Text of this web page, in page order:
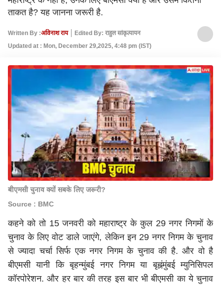
ताकत है? यह जानना जरूरी है.
Written By :अविनाश राय
Edited By: राहुल सांकृत्यायन
Updated at : Mon, December 29,2025, 4:48 pm (IST)
बीएमसी चुनाव क्यों सबके लिए जरूरी?
Source : BMC
कहने को तो 15 जनवरी को महाराष्ट्र के कुल 29 नगर निगमों के
चुनाव के लिए वोट डाले जाएंगे, लेकिन इन 29 नगर निगम के चुनाव
से ज्यादा चर्चा सिर्फ एक नगर निगम के चुनाव की है. और वो है
बीएमसी यानी कि बृहन्मुंबई नगर निगम या बृह्नंमुंबई म्युनिसिपल
कॉरपोरेशन. और हर बार की तरह इस बार भी बीएमसी का ये चुनाव